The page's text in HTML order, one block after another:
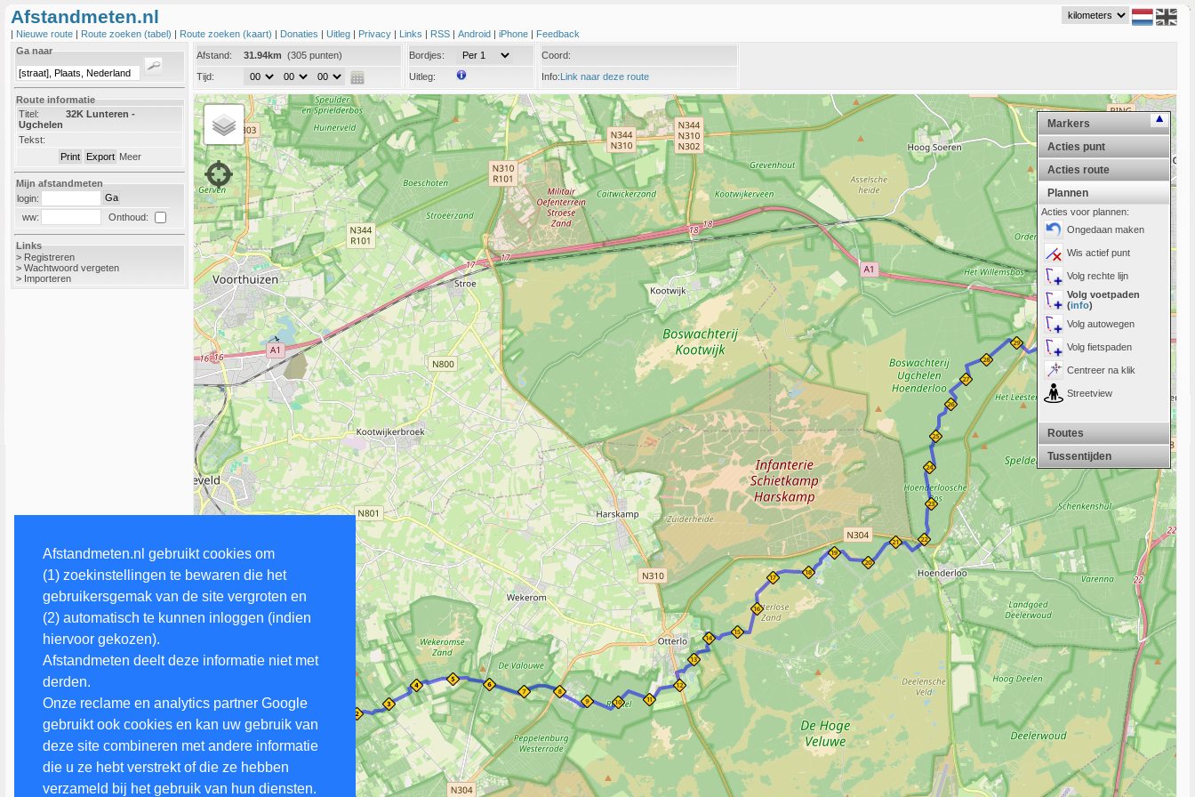
Afstandmeten.nl gebruikt cookies om
(1) zoekinstellingen te bewaren die het
gebruikersgemak van de site vergroten en
(2) automatisch te kunnen inloggen (indien
hiervoor gekozen).
Afstandmeten deelt deze informatie niet met
derden.
Onze reclame en analytics partner Google
gebruikt ook cookies en kan uw gebruik van
deze site combineren met andere informatie
die u ze hebt verstrekt of die ze hebben
verzameld bij het gebruik van hun diensten.
Afstandmeten.nl
| Nieuwe route | Route zoeken (tabel) | Route zoeken (kaart) | Donaties | Uitleg | Privacy | Links | RSS | Android | iPhone | Feedback
Ga naar
Route informatie
Titel:
32K Lunteren -
Ugchelen
Tekst:
Meer
Mijn afstandmeten
login:
ww:
Onthoud:
Links
> Registreren
> Wachtwoord vergeten
> Importeren
Afstand: 31.94km
(305 punten)
Tijd:
Bordjes:
Uitleg:
Coord:
Info:Link naar deze route
Markers
Acties punt
Acties route
Plannen
Acties voor plannen:
Ongedaan maken
Wis actief punt
Volg rechte lijn
Volg voetpaden
(info)
Volg autowegen
Volg fietspaden
Centreer na klik
Streetview
Routes
Tussentijden